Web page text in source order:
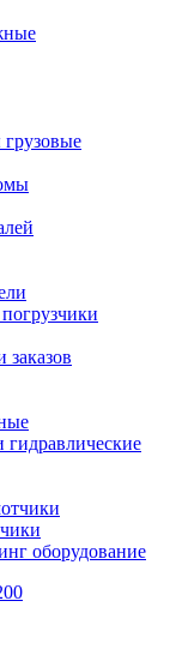
гидравлические
оборудование